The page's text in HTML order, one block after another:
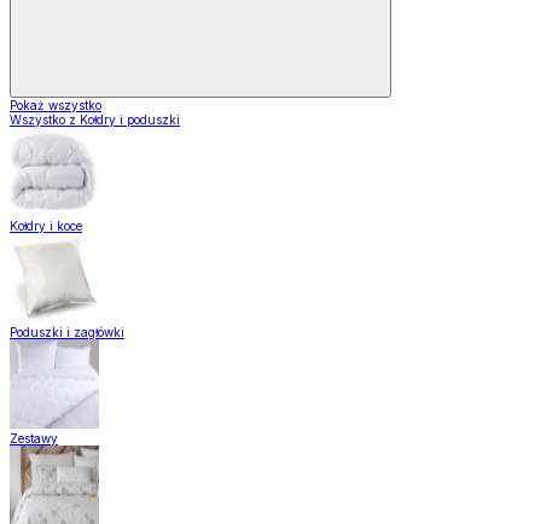
Pokaż wszystko
Wszystko z Kołdry i poduszki
Kołdry i koce
Poduszki i zagłówki
Zestawy